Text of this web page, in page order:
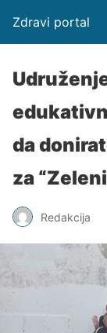
Zdravi portal
da
za
Redakcija